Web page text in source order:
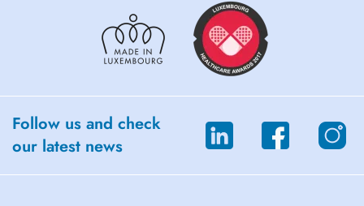
Follow us and check
our latest news